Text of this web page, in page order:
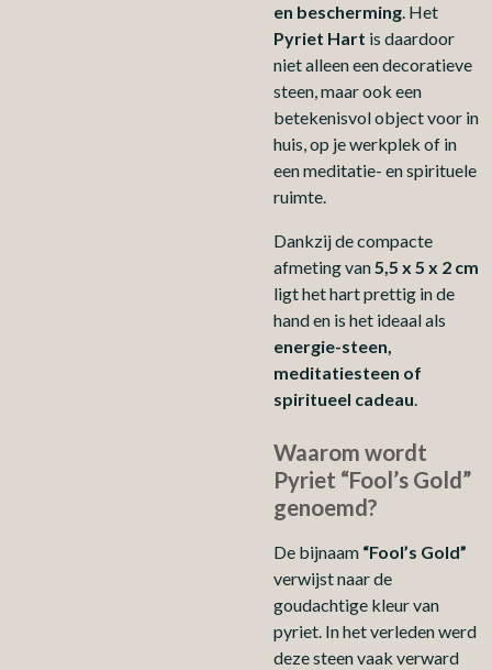
en bescherming. Het
Pyriet Hart is daardoor
niet alleen een decoratieve
steen, maar ook een
betekenisvol object voor in
huis, op je werkplek of in
een meditatie- en spirituele
ruimte.
Dankzij de compacte
afmeting van5,5 x 5 x 2 cm
ligt het hart prettig in de
hand en is het ideaal als
energie-steen,
meditatiesteen of
spiritueel cadeau.
Waarom wordt
Pyriet “Fool’s Gold”
genoemd?
De bijnaam “Fool’s Gold”
verwijst naar de
goudachtige kleur van
pyriet. In het verleden werd
deze steen vaak verward